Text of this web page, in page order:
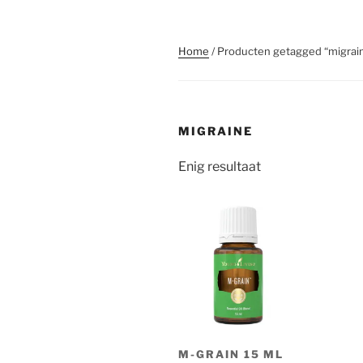
Home / Producten getagged
MIGRAINE
Enig resultaat
M-GRAIN 15 ML